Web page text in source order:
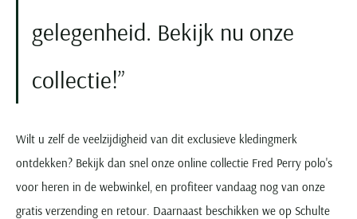
gelegenheid. Bekijk nu onze
collectie!
Wilt u zelf de veelzijdigheid van dit exclusieve kledingmerk
ontdekken? Bekijk dan snel onze online collectie Fred Perry polo's
voor heren in de webwinkel, en profiteer vandaag nog van onze
gratis verzending en retour. Daarnaast beschikken we op Schulte